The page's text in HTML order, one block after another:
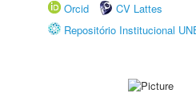
Orcid
CV Lattes
Repositório Institucional